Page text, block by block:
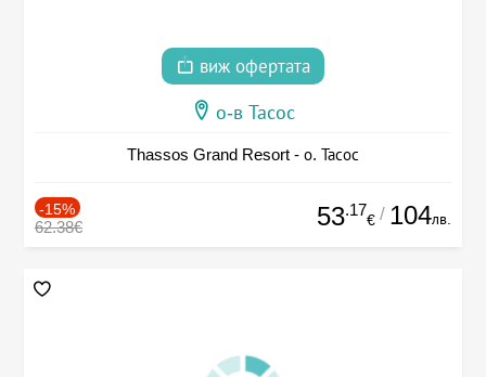
виж офертата
о-в Тасос
Thassos Grand Resort - о. Тасос
-15%
62.38€ 53.17
€ / 104лв.